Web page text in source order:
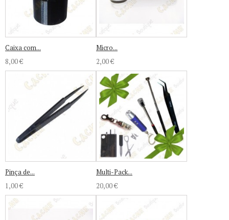
Caixa com...
8,00 €
Micro...
2,00 €
Pinça de...
1,00 €
Multi-Pack...
20,00 €